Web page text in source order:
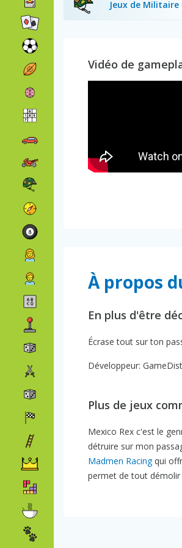
Jeux de Militaire
Vidéo de
À propos
En plus d'être
Écrase tout sur ton
Développeur:
Plus de jeux
Mexico Rex c'est le
détruire sur mon
Madmen Racingqui
permet de tout démolir